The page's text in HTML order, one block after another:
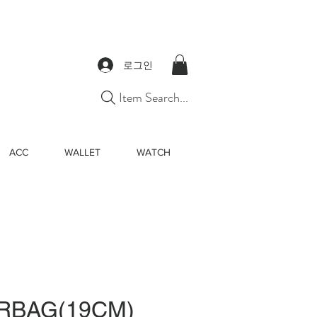
로그인
Item Search...
ACC WALLET WATCH